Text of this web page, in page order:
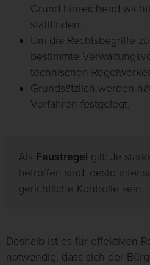
Grund hinreichend
stattfinden.
Um die Rechtsbegriffe
bestimmte
technischen
Grundsätzlich werden
Verfahren festgelegt.
Als Faustregel gilt: Je
betroffen sind, desto
gerichtliche Kontrolle sein.
Deshalb ist es für effektiven
notwendig, dass sich der